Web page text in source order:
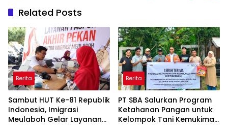
Related Posts
Berita
Sambut HUT Ke-81 Republik
Indonesia, Imigrasi
Meulaboh Gelar Layanan
Berita
PT SBA Salurkan Program
Ketahanan Pangan untuk
Kelompok Tani Kemukiman